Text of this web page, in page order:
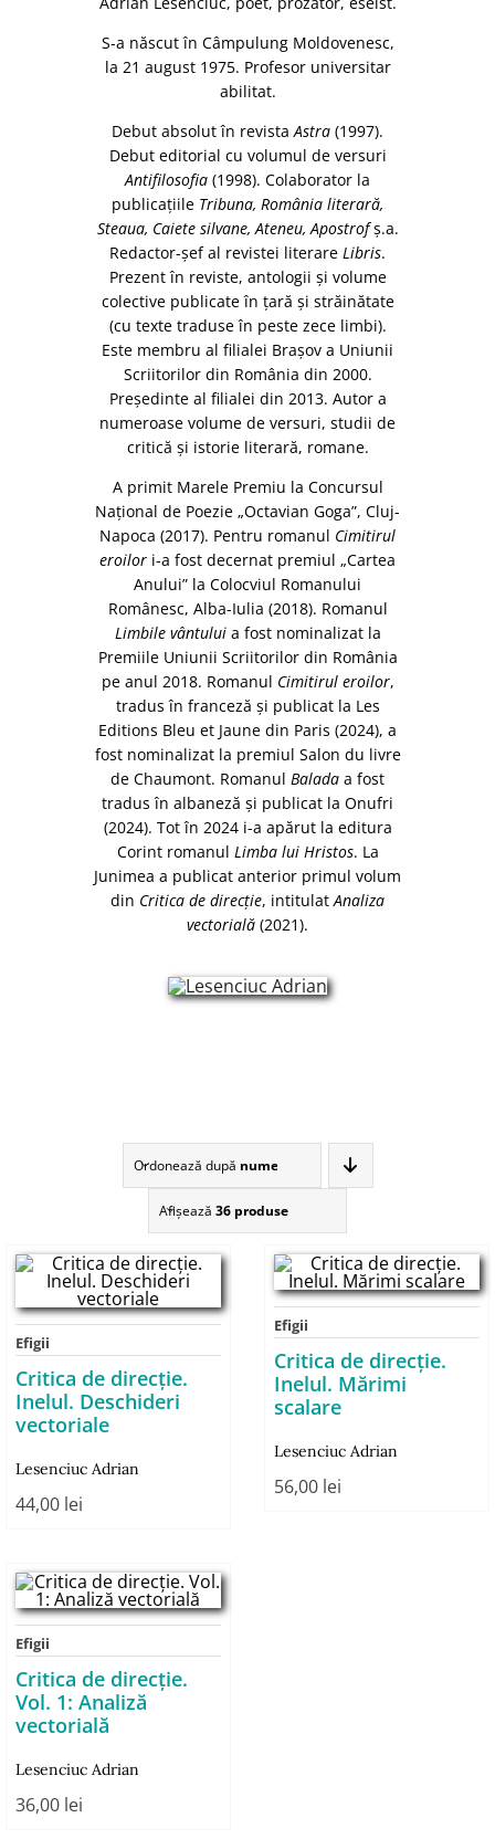
S-a născut în Câmpulung Moldovenesc,
la 21 august 1975. Profesor universitar
abilitat.
Debut absolut în revistaAstra (1997).
Debut editorial cu volumul de versuri
Antifilosofia (1998). Colaborator la
publicaţiile Tribuna, România literară,
Steaua, Caiete silvane, Ateneu, Apostrofş.a.
Redactor-şef al revistei literare Libris.
Prezent în reviste, antologii şi volume
colective publicate în ţară şi străinătate
(cu texte traduse în peste zece limbi).
Este membru al filialei Braşov a Uniunii
Scriitorilor din România din 2000.
Preşedinte al filialei din 2013. Autor a
numeroase volume de versuri, studii de
critică şi istorie literară, romane.
A primit Marele Premiu la Concursul
Naţional de Poezie „Octavian Goga”, Cluj-
Napoca (2017). Pentru romanul Cimitirul
eroilor i-a fost decernat premiul „Cartea
Anului” la Colocviul Romanului
Românesc, Alba-Iulia (2018). Romanul
Limbile vântuluia fost nominalizat la
Premiile Uniunii Scriitorilor din România
pe anul 2018. Romanul Cimitirul eroilor,
tradus în franceză şi publicat la Les
Editions Bleu et Jaune din Paris (2024), a
fost nominalizat la premiul Salon du livre
de Chaumont. Romanul Balada a fost
tradus în albaneză şi publicat la Onufri
(2024). Tot în 2024 i-a apărut la editura
Corint romanul Limba lui Hristos. La
Junimea a publicat anterior primul volum
din Critica de direcţie, intitulatAnaliza
vectorială (2021).
Ordonează după nume
Afişează 36 produse
Efigii
Critica de direcție.
Inelul. Deschideri
vectoriale
Lesenciuc Adrian
44,00 lei
Efigii
Critica de direcţie.
Inelul. Mărimi
scalare
Lesenciuc Adrian
56,00 lei
Efigii
Critica de direcţie.
Vol. 1: Analiză
vectorială
Lesenciuc Adrian
36,00 lei